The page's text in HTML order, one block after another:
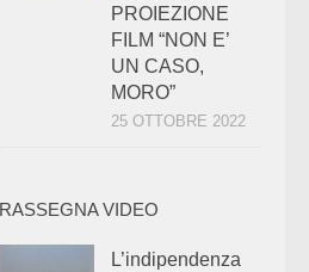
PROIEZIONE
FILM “NON E’
UN CASO,
MORO”
25 OTTOBRE 2022
RASSEGNA VIDEO
L’indipendenza